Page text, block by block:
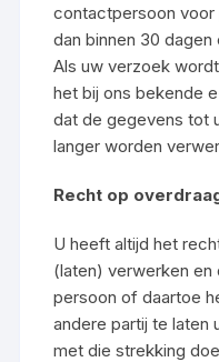
contactpersoon voor
dan binnen 30
Als uw verzoek
het bij ons bekende
dat de gegevens tot
langer worden
Recht op
U heeft altijd het
(laten) verwerken
persoon of daartoe
andere partij te laten
met die strekking